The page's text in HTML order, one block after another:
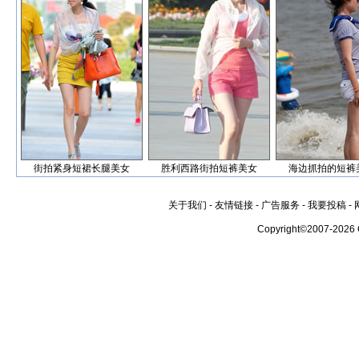
街拍紧身短裙长腿美女 胜利西路街拍短裤美女 海边抓拍的短裤
关于我们 - 友情链接 - 广告服务 - 我要投稿 -
Copyright©2007-2026